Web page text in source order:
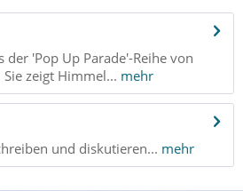
der 'Pop Up Parade'-Reihe von
zeigt Himmel... mehr
und diskutieren... mehr